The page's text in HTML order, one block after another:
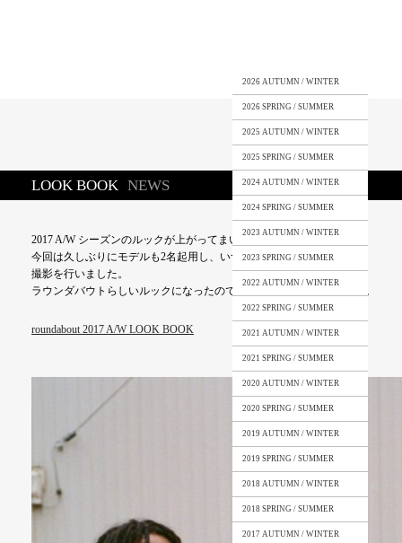
2026 AUTUMN / WINTER
2026 SPRING / SUMMER
2025 AUTUMN / WINTER
2025 SPRING / SUMMER
2024 AUTUMN / WINTER
2024 SPRING / SUMMER
2023 AUTUMN / WINTER
2023 SPRING / SUMMER
2022 AUTUMN / WINTER
2022 SPRING / SUMMER
2021 AUTUMN / WINTER
2021 SPRING / SUMMER
2020 AUTUMN / WINTER
2020 SPRING / SUMMER
2019 AUTUMN / WINTER
2019 SPRING / SUMMER
2018 AUTUMN / WINTER
2018 SPRING / SUMMER
2017 AUTUMN / WINTER
LOOK BOOK NEWS
2017 A/W シーズンのルックが上がってまいりました。
今回は久しぶりにモデルも2名起用し、いつものメンバーで
撮影を行いました。
ラウンダバウトらしいルックになったのではないかと考えております。
roundabout 2017 A/W LOOK BOOK